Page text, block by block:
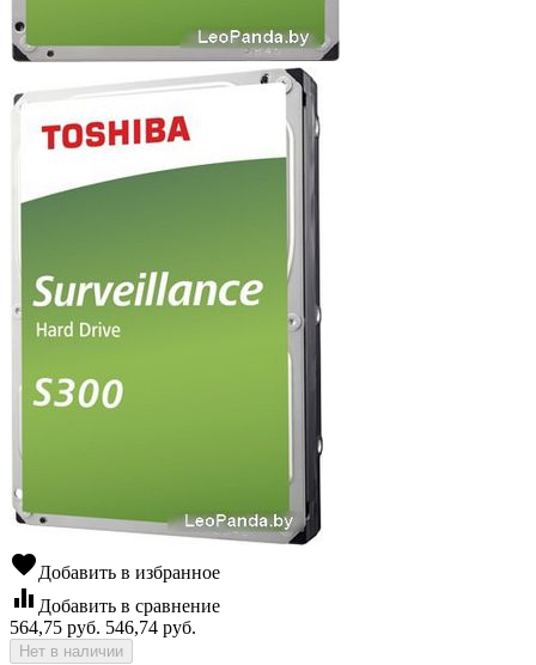
favoriteДобавить в избранное
equalizer Добавить в сравнение
564,75 руб. 546,74 руб.
Нет в наличии